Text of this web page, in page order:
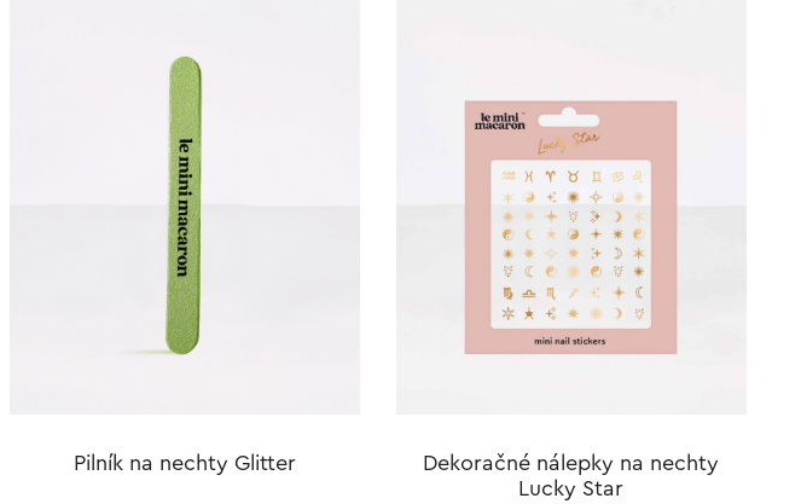
Pilník na nechty Glitter
Dekoračné nálepky na nechty
Lucky Star